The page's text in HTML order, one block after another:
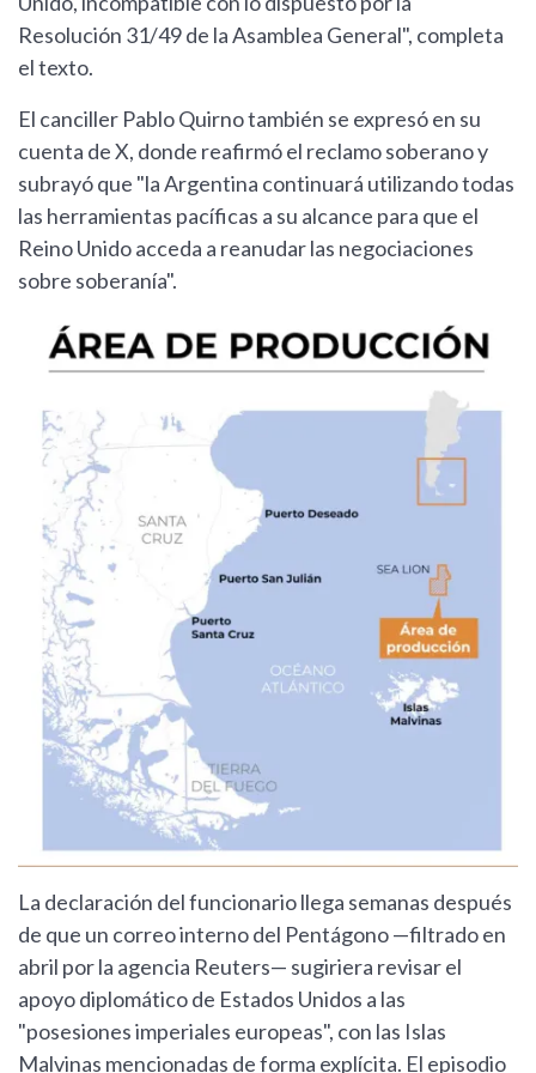
Resolución 31/49 de la Asamblea General", completa
el texto.
El canciller Pablo Quirno también se expresó en su
cuenta de X, donde reafirmó el reclamo soberano y
subrayó que "la Argentina continuará utilizando todas
las herramientas pacíficas a su alcance para que el
Reino Unido acceda a reanudar las negociaciones
sobre soberanía".
La declaración del funcionario llega semanas después
de que un correo interno del Pentágono —filtrado en
abril por la agencia Reuters— sugiriera revisar el
apoyo diplomático de Estados Unidos a las
"posesiones imperiales europeas", con las Islas
Malvinas mencionadas de forma explícita. El episodio